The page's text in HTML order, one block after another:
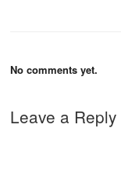
No comments yet.
Leave a Reply